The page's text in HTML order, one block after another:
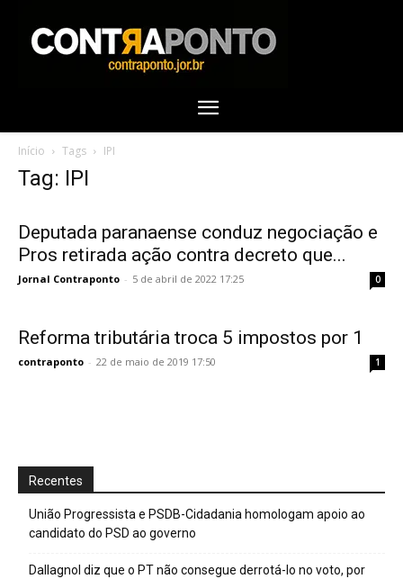
Início Tags IPI
Tag: IPI
Deputada paranaense conduz negociação e
Pros retirada ação contra decreto que...
Jornal Contraponto - 5 de abril de 2022 17:25 0
Reforma tributária troca 5 impostos por 1
contraponto - 22 de maio de 2019 17:50 1
Recentes
União Progressista e PSDB-Cidadania homologam apoio ao
candidato do PSD ao governo
Dallagnol diz que o PT não consegue derrotá-lo no voto, por